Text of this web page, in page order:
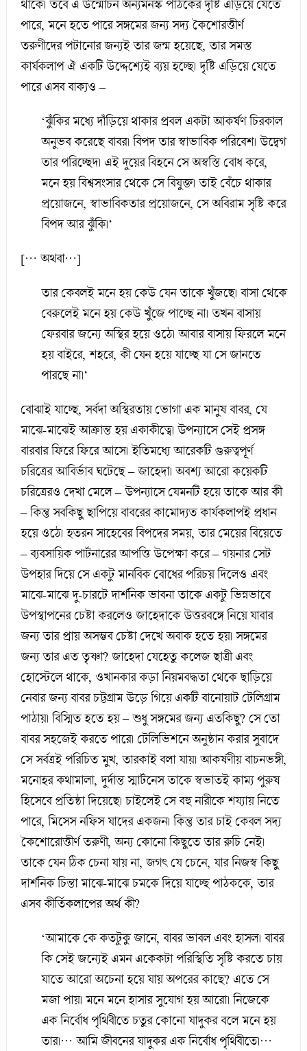
থাকে। তবে এ উন্মোচন অন্যমনস্ক পাঠকের দৃষ্টি এড়িয়ে যেতে
পারে, মনে হতে পারে সঙ্গমের জন্য সদ্য কৈশোরত্তীর্ণ
তরুণীদের পটানোর জন্যই তার জন্ম হয়েছে, তার সমস্ত
কার্যকলাপ ঐ একটি উদ্দেশ্যেই ব্যয় হচ্ছে। দৃষ্টি এড়িয়ে যেতে
পারে এসব বাক্যও –
‘ঝুঁকির মধ্যে দাঁড়িয়ে থাকার প্রবল একটা আকর্ষণ চিরকাল
অনুভব করেছে বাবর। বিপদ তার স্বাভাবিক পরিবেশ। উদ্বেগ
তার পরিচ্ছেদ। এই দুয়ের বিহনে সে অস্বস্তি বোধ করে,
মনে হয় বিশ্বসংসার থেকে সে বিযুক্ত। তাই বেঁচে থাকার
প্রয়োজনে, স্বাভাবিকতার প্রয়োজনে, সে অবিরাম সৃষ্টি করে
বিপদ আর ঝুঁকি।’
[… অথবা…]
তার কেবলই মনে হয় কেউ যেন তাকে খুঁজছে। বাসা থেকে
বেরুলেই মনে হয় কেউ খুঁজে পাচ্ছে না। তখন বাসায়
ফেরবার জন্যে অস্থির হয়ে ওঠে। আবার বাসায় ফিরলে মনে
হয় বাইরে, শহরে, কী যেন হয়ে যাচ্ছে যা সে জানতে
পারছে না।’
বোঝাই যাচ্ছে, সর্বদা অস্থিরতায় ভোগা এক মানুষ বাবর, যে
মাঝে-মাঝেই আক্রান্ত হয় একাকীত্বে। উপন্যাসে সেই প্রসঙ্গ
বারবার ফিরে ফিরে আসে। ইতিমধ্যে আরেকটি গুরুত্বপূর্ণ
চরিত্রের আবির্ভাব ঘটেছে – জাহেদা। অবশ্য আরো কয়েকটি
চরিত্রেরও দেখা মেলে – উপন্যাসে যেমনটি হয়ে তাকে আর কী
– কিন্তু সবকিছু ছাপিয়ে বাবরের কামোদ্যত কার্যকলাপই প্রধান
হয়ে ওঠে। হতরন সাহেবের বিপদের সময়, তার মেয়ের বিয়েতে
– ব্যবসায়িক পার্টনারের আপত্তি উপেক্ষা করে – গয়নার সেট
উপহার দিয়ে সে একটু মানবিক বোধের পরিচয় দিলেও এবং
মাঝে-মাঝে দু-চারটে দার্শনিক ভাবনা তাকে একটু ভিন্নভাবে
উপস্থাপনের চেষ্টা করলেও জাহেদাকে উত্তরবঙ্গে নিয়ে যাবার
জন্য তার প্রায় অসম্ভব চেষ্টা দেখে অবাক হতে হয়। সঙ্গমের
জন্য তার এত তৃষ্ণা? জাহেদা যেহেতু কলেজ ছাত্রী এবং
হোস্টেলে থাকে, ওখানকার কড়া নিয়মবদ্ধতা থেকে ছাড়িয়ে
নেবার জন্য বাবর চট্টগ্রাম উড়ে গিয়ে একটি বানোয়াট টেলিগ্রাম
পাঠায়। বিস্মিত হতে হয় – শুধু সঙ্গমের জন্য এতকিছু? সে তো
বাবর সহজেই করতে পারে। টেলিভিশনে অনুষ্ঠান করার সুবাদে
সে সর্বত্রই পরিচিত মুখ, তারকাই বলা যায়। আকর্ষণীয় বাচনভঙ্গী,
মনোহর কথামালা, দুর্দান্ত স্মার্টনেস তাকে স্বভাতই কাম্য পুরুষ
হিসেবে প্রতিষ্ঠা দিয়েছে। চাইলেই সে বহু নারীকে শয্যায় নিতে
পারে, মিসেস নফিস যাদের একজন। কিন্তু তার চাই কেবল সদ্য
কৈশোরোত্তীর্ণ তরুণী, অন্য কোনো কিছুতে তার রুচি নেই।
তাকে যেন ঠিক চেনা যায় না, জগৎ যে চেনে, যার নিজস্ব কিছু
দার্শনিক চিন্তা মাঝে-মাঝে চমকে দিয়ে যাচ্ছে পাঠককে, তার
এসব কীর্তিকলাপের অর্থ কী?
‘আমাকে কে কতটুকু জানে, বাবর ভাবল এবং হাসল। বাবর
কি সেই জন্যেই এমন একেকটা পরিস্থিতি সৃষ্টি করতে চায়
যাতে আরো অচেনা হয়ে যায় অপরের কাছে? এতে সে
মজা পায়। মনে মনে হাসার সুযোগ হয় আরো। নিজেকে
এক নির্বোধ পৃথিবীতে চতুর কোনো যাদুকর বলে মনে হয়
তার।… আমি জীবনের যাদুকর এক নির্বোধ পৃথিবীতে।…